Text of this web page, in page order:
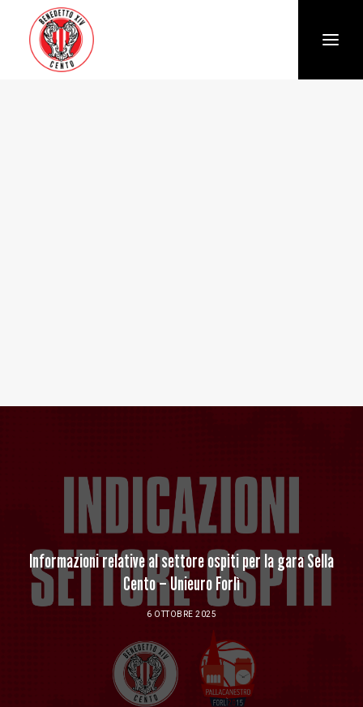
Informazioni relative al settore ospiti per la gara Sella
Cento – Unieuro Forlì
6 OTTOBRE 2025